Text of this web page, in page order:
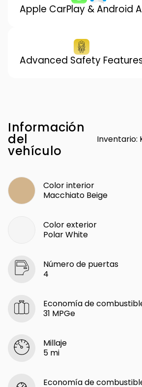
Apple CarPlay & Android
Advanced Safety
Información
del
vehículo
Inventario:
Color interior
Macchiato Beige
Color exterior
Polar White
Número de puertas
4
Economía de
31 MPGe
Millaje
5 mi
Economía de